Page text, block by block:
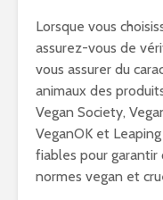
Lorsque vous
assurez-vous de
vous assurer du
animaux des
Vegan Society,
VeganOK et
fiables pour
normes vegan et